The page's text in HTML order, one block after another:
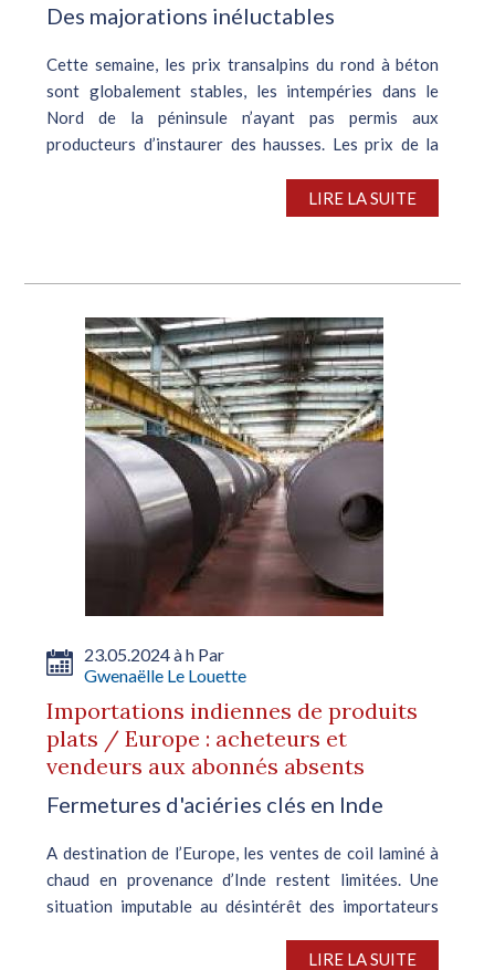
Des majorations inéluctables
Cette semaine, les prix transalpins du rond à béton
sont globalement stables, les intempéries dans le
Nord de la péninsule n’ayant pas permis aux
producteurs d’instaurer des hausses. Les prix de la
LIRE LA SUITE
23.05.2024 à h Par
Gwenaëlle Le Louette
Importations indiennes de produits
plats / Europe : acheteurs et
vendeurs aux abonnés absents
Fermetures d'aciéries clés en Inde
A destination de l’Europe, les ventes de coil laminé à
chaud en provenance d’Inde restent limitées. Une
situation imputable au désintérêt des importateurs
LIRE LA SUITE